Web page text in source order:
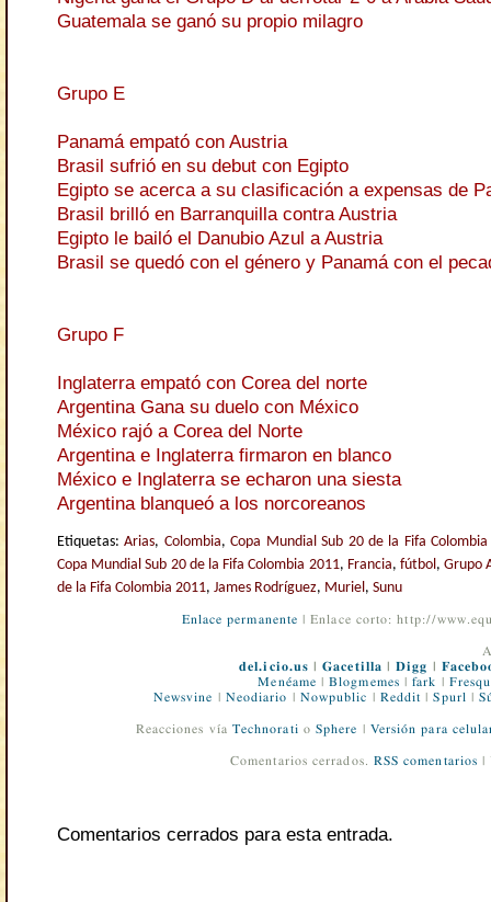
Guatemala se ganó su propio milagro
Grupo E
Panamá empató con Austria
Brasil sufrió en su debut con Egipto
Egipto se acerca a su clasificación a expensas de
Brasil brilló en Barranquilla contra Austria
Egipto le bailó el Danubio Azul a Austria
Brasil se quedó con el género y Panamá con el
Grupo F
Inglaterra empató con Corea del norte
Argentina Gana su duelo con México
México rajó a Corea del Norte
Argentina e Inglaterra firmaron en blanco
México e Inglaterra se echaron una siesta
Argentina blanqueó a los norcoreanos
Etiquetas:Arias, Colombia,Copa Mundial Sub 20 de la Fifa
Copa Mundial Sub 20 de la Fifa Colombia 2011, Francia, fútbol,Grupo
de la Fifa Colombia 2011, James Rodríguez, Muriel, Sunu
Enlace permanente | Enlace corto: http://
del.icio.us |Gacetilla |Digg
Menéame |Blogmemes |fark
Newsvine
Neodiario Nowpublic Reddit |Spurl |
Reacciones vía Technorati o Sphere Versión para
Comentarios cerrados. RSS comentarios |
Comentarios cerrados para esta entrada.